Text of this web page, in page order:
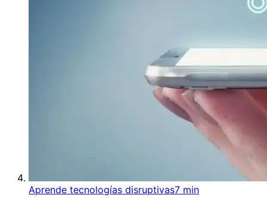
Aprende tecnologías disruptivas7 min